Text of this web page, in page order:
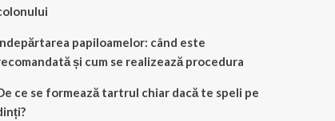
papiloamelor: când este
și cum se realizează procedura
ce se formează tartrul chiar dacă te speli pe